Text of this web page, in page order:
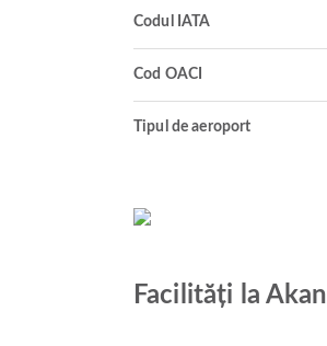
Codul IATA
Cod OACI
Tipul de aeroport
Facilități la